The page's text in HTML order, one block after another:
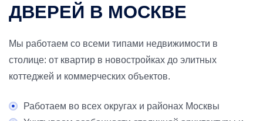
ДВЕРЕЙ В МОСКВЕ
Мы работаем со всеми типами недвижимости в
столице: от квартир в новостройках до элитных
коттеджей и коммерческих объектов.
Работаем во всех округах и районах Москвы